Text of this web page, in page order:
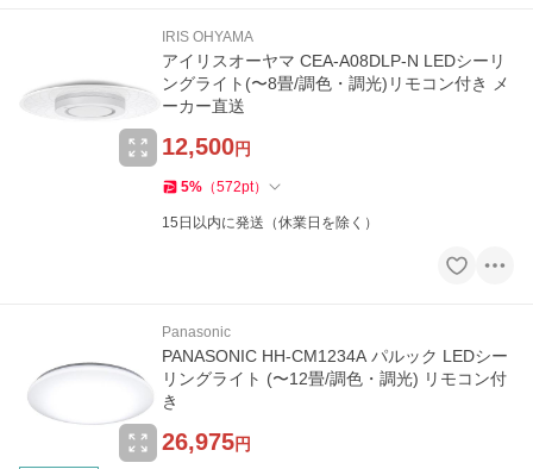
IRIS OHYAMA
アイリスオーヤマ CEA-A08DLP-N LEDシーリ
ングライト(〜8畳/調色・調光)リモコン付き メ
ーカー直送
12,500円
5% （572pt）
15日以内に発送（休業日を除く）
Panasonic
PANASONIC HH-CM1234A パルック LEDシー
リングライト (〜12畳/調色・調光) リモコン付
き
26,975円